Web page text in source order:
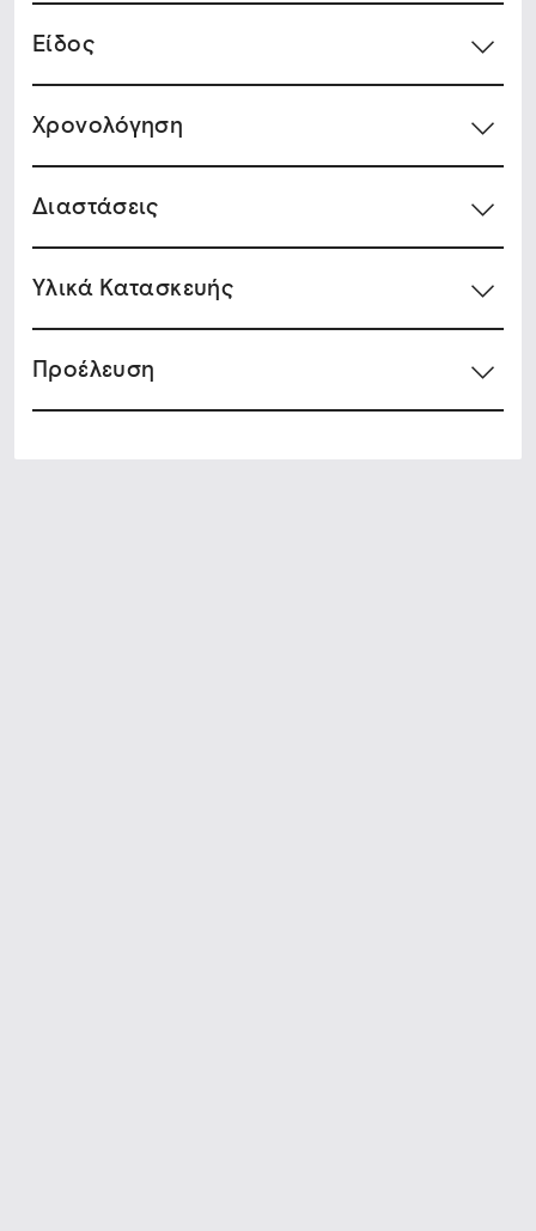
Είδος
Χρονολόγηση
Διαστάσεις
Υλικά Κατασκευής
Προέλευση